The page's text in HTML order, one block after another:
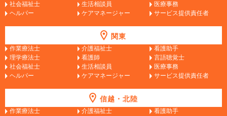
社会福祉士
生活相談員
医療事務
ヘルパー
ケアマネージャー サービス提供責任者
関東
作業療法士 介護福祉士
看護助手
理学療法士
看護師
言語聴覚士
社会福祉士
生活相談員
医療事務
ヘルパー
ケアマネージャー サービス提供責任者
信越・北陸
作業療法士 介護福祉士
看護助手